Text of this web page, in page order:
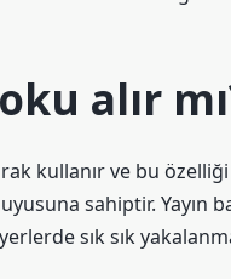
alır
kullanır ve bu
sahiptir. Yayın
sık sık